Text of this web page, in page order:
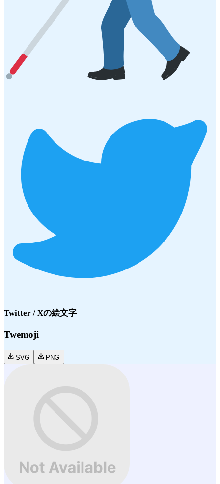
Twitter / Xの絵文字
Twemoji
SVG PNG